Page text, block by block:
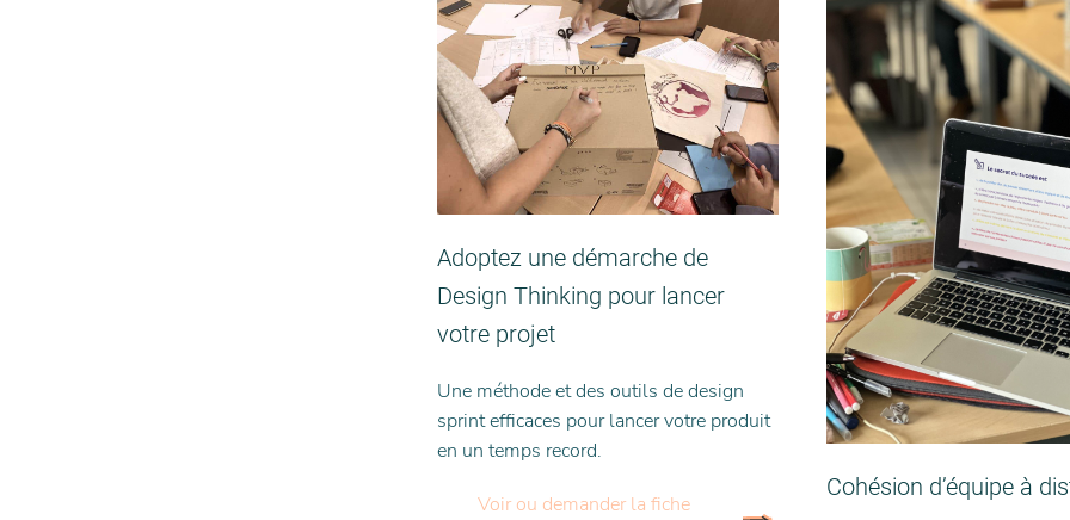
Adoptez une démarche de
Design Thinking pour lancer
votre projet
Une méthode et des outils de design
sprint efficaces pour lancer votre produit
en un temps record.
Voir ou demander la fiche
Cohésion d’équipe à